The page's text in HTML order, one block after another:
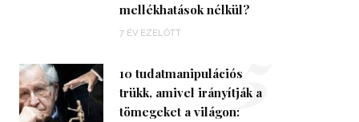
mellékhatások nélkül?
7 ÉV EZELŐTT
10 tudatmanipulációs
trükk, amivel irányítják a
tömegeket a világon:5